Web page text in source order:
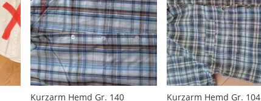
Kurzarm Hemd Gr. 140
Kurzarm Hemd Gr. 104